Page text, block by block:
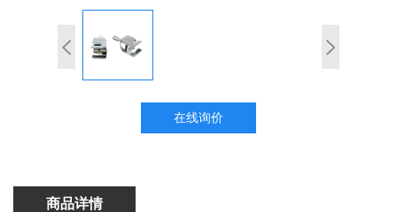
在线询价
商品详情